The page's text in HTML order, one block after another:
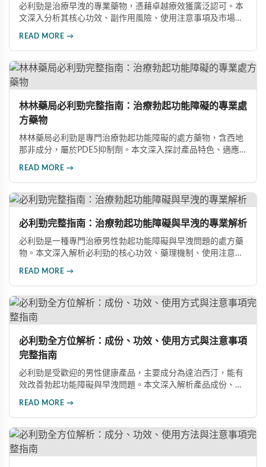
必利勁是治療早洩的專業藥物，憑藉卓越療效獲廣泛認可。本
文深入分析其核心功效、副作用風險、使用注意事項及市場發
READ MORE →
林林藥局必利勁完整指南：治療勃起功能障礙的專業處
方藥物
林林藥局必利勁是專門治療勃起功能障礙的處方藥物，含西地
那非成分，屬於PDE5抑制劑。本文深入探討產品特色、適應
READ MORE →
必利勁完整指南：治療勃起功能障礙與早洩的專業解析
必利勁是一種專門治療男性勃起功能障礙與早洩問題的處方藥
物。本文深入解析必利勁的核心功效、藥理機制、使用注意事
READ MORE →
必利勁全方位解析：成份、功效、使用方式與注意事項
完整指南
必利勁是受歡迎的男性健康產品，主要成分為達泊西汀，能有
效改善勃起功能障礙與早洩問題。本文深入解析產品成份、功
READ MORE →